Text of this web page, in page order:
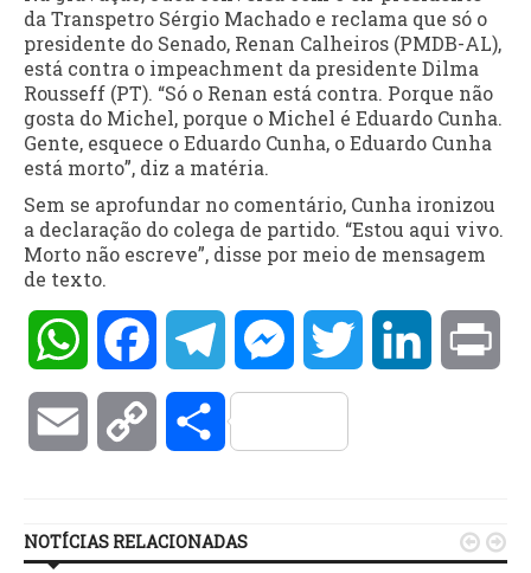
da Transpetro Sérgio Machado e reclama que só o
presidente do Senado, Renan Calheiros (PMDB-AL),
está contra o impeachment da presidente Dilma
Rousseff (PT). “Só o Renan está contra. Porque não
gosta do Michel, porque o Michel é Eduardo Cunha.
Gente, esquece o Eduardo Cunha, o Eduardo Cunha
está morto”, diz a matéria.
Sem se aprofundar no comentário, Cunha ironizou
a declaração do colega de partido. “Estou aqui vivo.
Morto não escreve”, disse por meio de mensagem
de texto.
WhatsAppFacebookTelegramMessengerTwitter LinkedIn
Email Copy Compartilhar
NOTÍCIAS RELACIONADAS  